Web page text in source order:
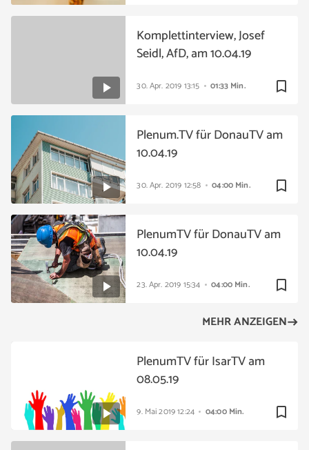
bookmark_border
30. Apr. 2019 13:15 01:33 Min.
Komplettinterview, Josef
Seidl, AfD, am 10.04.19
bookmark_border
30. Apr. 2019 12:58 04:00 Min.
Plenum.TV für DonauTV am
10.04.19
bookmark_border
23. Apr. 2019 15:34 04:00 Min.
PlenumTV für DonauTV am
10.04.19
MEHR ANZEIGEN
bookmark_border
9. Mai 201912:24 04:00 Min.
PlenumTV für IsarTV am
08.05.19